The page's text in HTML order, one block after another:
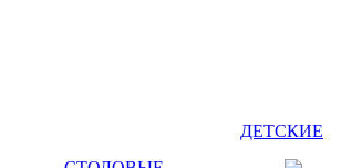
ДЕТСКИЕ